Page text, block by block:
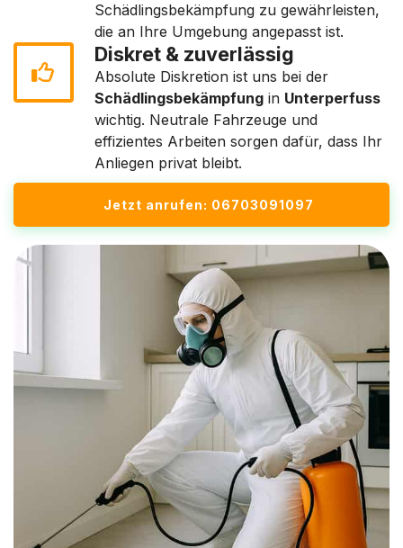
Schädlingsbekämpfung zu gewährleisten,
die an Ihre Umgebung angepasst ist.
Diskret & zuverlässig
Absolute Diskretion ist uns bei der
Schädlingsbekämpfung in Unterperfuss
wichtig. Neutrale Fahrzeuge und
effizientes Arbeiten sorgen dafür, dass Ihr
Anliegen privat bleibt.
Jetzt anrufen: 06703091097